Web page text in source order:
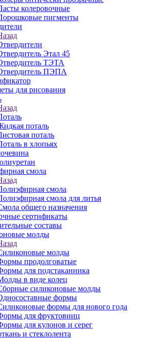
колеровочные
пигменты
Этал 45
ТЭТА
ПЭПА
для рисования
поталь
поталь
в хлопьях
смола
смола
смола для литья
общего назначения
сертификаты
составы
молды
молды
продолговатые
для подстаканника
в виде колец
силиконовые молды
формы
формы для нового года
для фруктовниц
для кулонов и серег
и стеклолента